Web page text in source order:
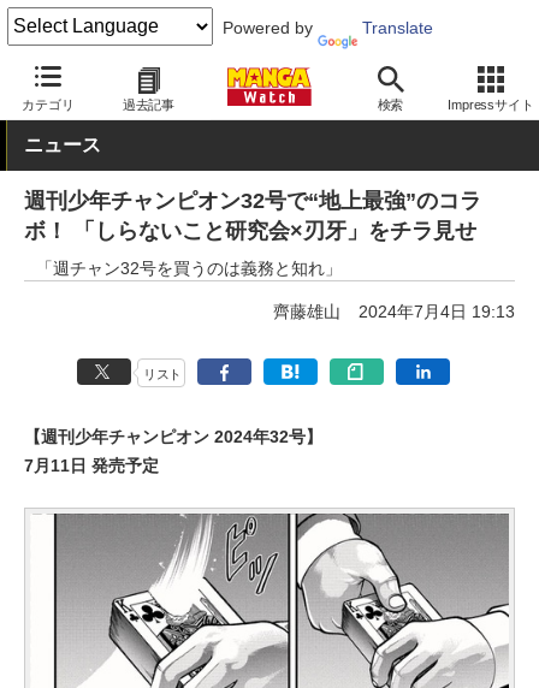
Powered by Translate
カテゴリ 過去記事 検索 Impressサイト
MANGA Watch コラボ
ニュース
週刊少年チャンピオン32号で“地上最強”のコラ
ボ！ 「しらないこと研究会×刃牙」をチラ見せ
「週チャン32号を買うのは義務と知れ」
齊藤雄山 2024年7月4日 19:13
リスト
【週刊少年チャンピオン 2024年32号】
7月11日 発売予定